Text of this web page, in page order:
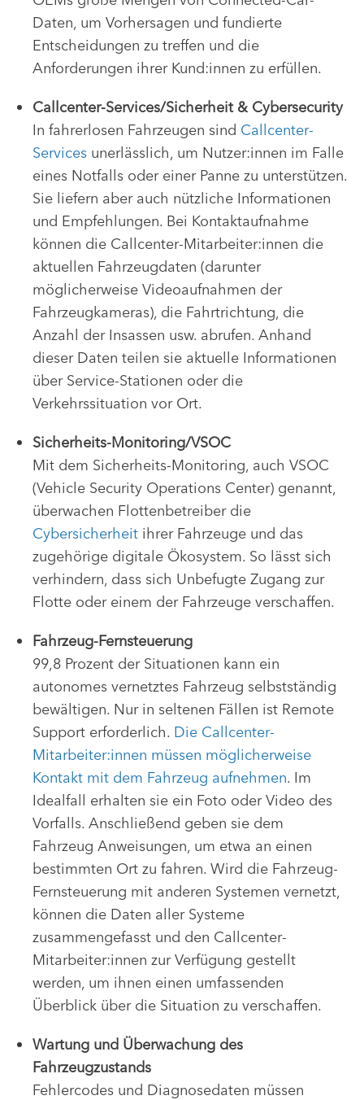
Daten, um Vorhersagen und fundierte
Entscheidungen zu treffen und die
Anforderungen ihrer Kund:innen zu erfüllen.
Callcenter-Services/Sicherheit & Cybersecurity
In fahrerlosen Fahrzeugen sind Callcenter-
Services unerlässlich, um Nutzer:innen im Falle
eines Notfalls oder einer Panne zu unterstützen.
Sie liefern aber auch nützliche Informationen
und Empfehlungen. Bei Kontaktaufnahme
können die Callcenter-Mitarbeiter:innen die
aktuellen Fahrzeugdaten (darunter
möglicherweise Videoaufnahmen der
Fahrzeugkameras), die Fahrtrichtung, die
Anzahl der Insassen usw. abrufen. Anhand
dieser Daten teilen sie aktuelle Informationen
über Service-Stationen oder die
Verkehrssituation vor Ort.
Sicherheits-Monitoring/VSOC
Mit dem Sicherheits-Monitoring, auch VSOC
(Vehicle Security Operations Center) genannt,
überwachen Flottenbetreiber die
Cybersicherheit ihrer Fahrzeuge und das
zugehörige digitale Ökosystem. So lässt sich
verhindern, dass sich Unbefugte Zugang zur
Flotte oder einem der Fahrzeuge verschaffen.
Fahrzeug-Fernsteuerung
99,8 Prozent der Situationen kann ein
autonomes vernetztes Fahrzeug selbstständig
bewältigen. Nur in seltenen Fällen ist Remote
Support erforderlich. Die Callcenter-
Mitarbeiter:innen müssen möglicherweise
Kontakt mit dem Fahrzeug aufnehmen. Im
Idealfall erhalten sie ein Foto oder Video des
Vorfalls. Anschließend geben sie dem
Fahrzeug Anweisungen, um etwa an einen
bestimmten Ort zu fahren. Wird die Fahrzeug-
Fernsteuerung mit anderen Systemen vernetzt,
können die Daten aller Systeme
zusammengefasst und den Callcenter-
Mitarbeiter:innen zur Verfügung gestellt
werden, um ihnen einen umfassenden
Überblick über die Situation zu verschaffen.
Wartung und Überwachung des
Fahrzeugzustands
Fehlercodes und Diagnosedaten müssen